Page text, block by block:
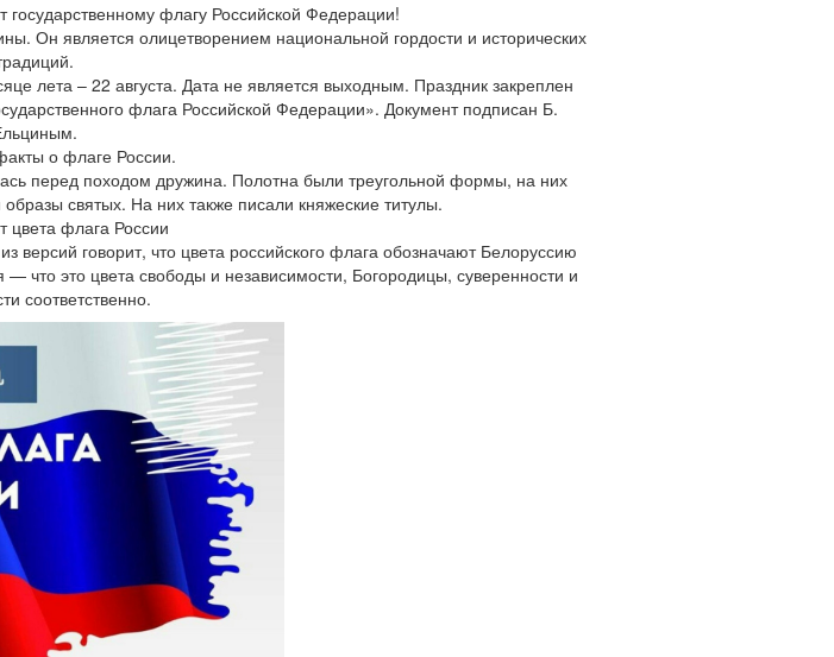
государственному флагу Российской Федерации!
Он является олицетворением национальной гордости и исторических
лета – 22 августа. Дата не является выходным. Праздник закреплен
флага Российской Федерации». Документ подписан Б.
о флаге России.
перед походом дружина. Полотна были треугольной формы, на них
святых. На них также писали княжеские титулы.
цвета флага России
версий говорит, что цвета российского флага обозначают Белоруссию
это цвета свободы и независимости, Богородицы, суверенности и
соответственно.